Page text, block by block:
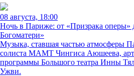
08 августа, 18:00
Ночь в Париже: от «Призрака оперы»
Богоматери»
Музыка, ставшая частью атмосферы
солиста МАМТ Чингиса Аюшеева,
программы Большого театра Инны
Ужви.